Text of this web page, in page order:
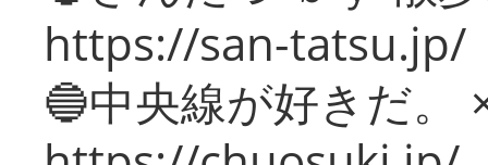
https://san-tatsu.jp/
🔵中央線が好きだ。